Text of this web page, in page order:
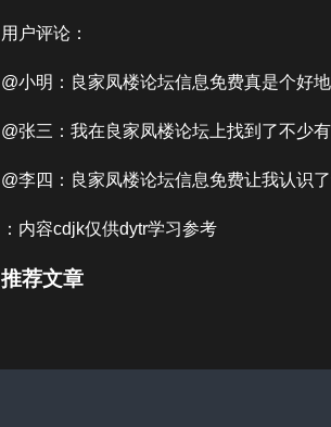
用户评论：
@小明：良家凤楼论坛信息免费真是个好
@张三：我在良家凤楼论坛上找到了不少
@李四：良家凤楼论坛信息免费让我认识
：内容cdjk仅供dytr学习参考
推荐文章